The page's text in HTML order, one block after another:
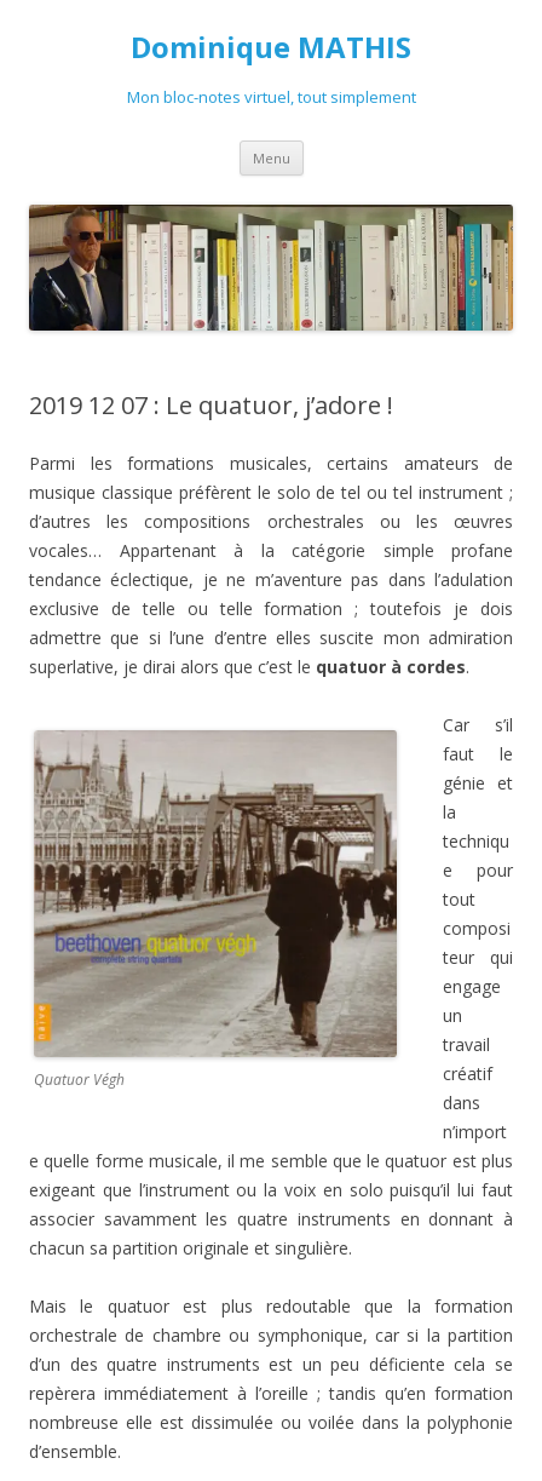
Dominique MATHIS
Mon bloc-notes virtuel, tout simplement
Menu Aller
contenu
2019 12 07 : Le quatuor, j’adore !
Parmi les formations musicales, certains amateurs de
musique classique préfèrent le solo de tel ou tel instrument ;
d’autres les compositions orchestrales ou les œuvres
vocales… Appartenant à la catégorie simple profane
tendance éclectique, je ne m’aventure pas dans l’adulation
exclusive de telle ou telle formation ; toutefois je dois
admettre que si l’une d’entre elles suscite mon admiration
superlative, je dirai alors que c’est le quatuor à cordes.
Quatuor Végh
Car s’il
faut le
génie et
la
techniqu
e pour
tout
composi
teur qui
engage
un
travail
créatif
dans
n’import
e quelle forme musicale, il me semble que le quatuor est plus
exigeant que l’instrument ou la voix en solo puisqu’il lui faut
associer savamment les quatre instruments en donnant à
chacun sa partition originale et singulière.
Mais le quatuor est plus redoutable que la formation
orchestrale de chambre ou symphonique, car si la partition
d’un des quatre instruments est un peu déficiente cela se
repèrera immédiatement à l’oreille ; tandis qu’en formation
nombreuse elle est dissimulée ou voilée dans la polyphonie
d’ensemble.